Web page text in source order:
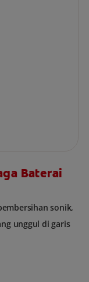
Baterai
sonik,
unggul di garis